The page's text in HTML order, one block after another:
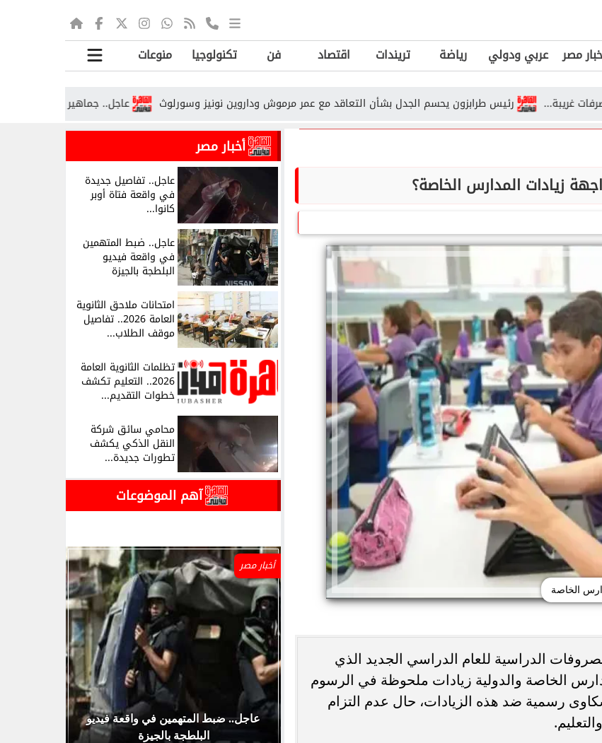
مصر عربي ودولي رياضة تريندات اقتصاد فن تكنولوجيا منوعات
عاجل.. جماهير طرابزون سبور تحتفل رئيس طرابزون يحسم الجدل بشأن التعاقد مع عمر مرموش وداروين نونيز وسورلوث
زيادات المدارس الخاصة؟
الخاصة
الدراسية للعام الدراسي الجديد الذي
المدارس الخاصة والدولية زيادات ملحوظة في الرسوم
رسمية ضد هذه الزيادات، حال عدم التزام
أخبار مصر
عاجل.. تفاصيل جديدة
في واقعة فتاة أوبر
كانوا...
عاجل.. ضبط المتهمين
في واقعة فيديو
البلطجة بالجيزة
امتحانات ملاحق الثانوية
العامة 2026.. تفاصيل
موقف الطلاب...
تظلمات الثانوية العامة
2026.. التعليم تكشف
خطوات التقديم...
محامي سائق شركة
النقل الذكي يكشف
تطورات جديدة...
آهم الموضوعات
بشأن التعاقد مع
أخبار مصر
عاجل.. ضبط المتهمين في واقعة فيديو
البلطجة بالجيزة